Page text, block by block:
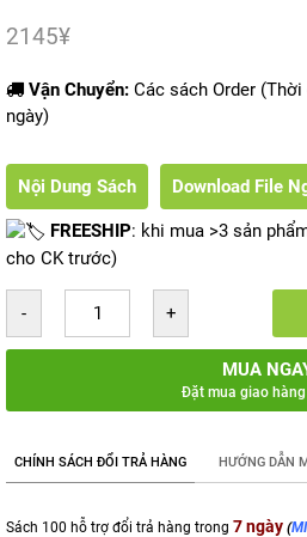
2145¥
Vận Chuyển: Các sách Order
ngày)
Nội Dung Sách Download File
FREESHIP: khi mua >3 sản
cho CK trước)
MUA
Đặt mua giao
CHÍNH SÁCH ĐỔI TRẢ HÀNG HƯỚNG DẪN
Sách 100 hỗ trợ đổi trả hàng trong 7 ngày (